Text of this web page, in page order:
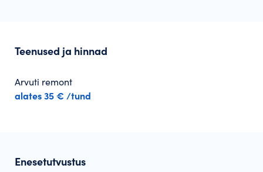
Teenused ja hinnad
Arvuti remont
alates 35 € /tund
Enesetutvustus